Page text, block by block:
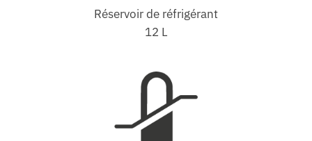
Réservoir de réfrigérant
12 L